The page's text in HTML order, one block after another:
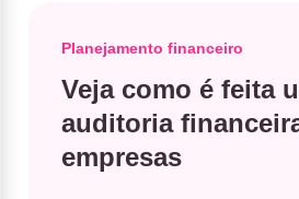
Planejamento financeiro
Veja como é feita
auditoria
empresas